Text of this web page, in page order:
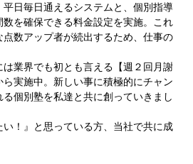
日毎日通えるシステムと、個別指導
を確保できる料金設定を実施。これ
数アップ者が続出するため、仕事の
は業界でも初とも言える【週２回月謝
実施中。新しい事に積極的にチャン
個別塾を私達と共に創っていきまし
い！』と思っている方、当社で共に成